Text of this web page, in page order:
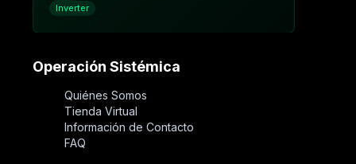
Inverter
Operación Sistémica
Quiénes Somos
Tienda Virtual
Información de Contacto
FAQ